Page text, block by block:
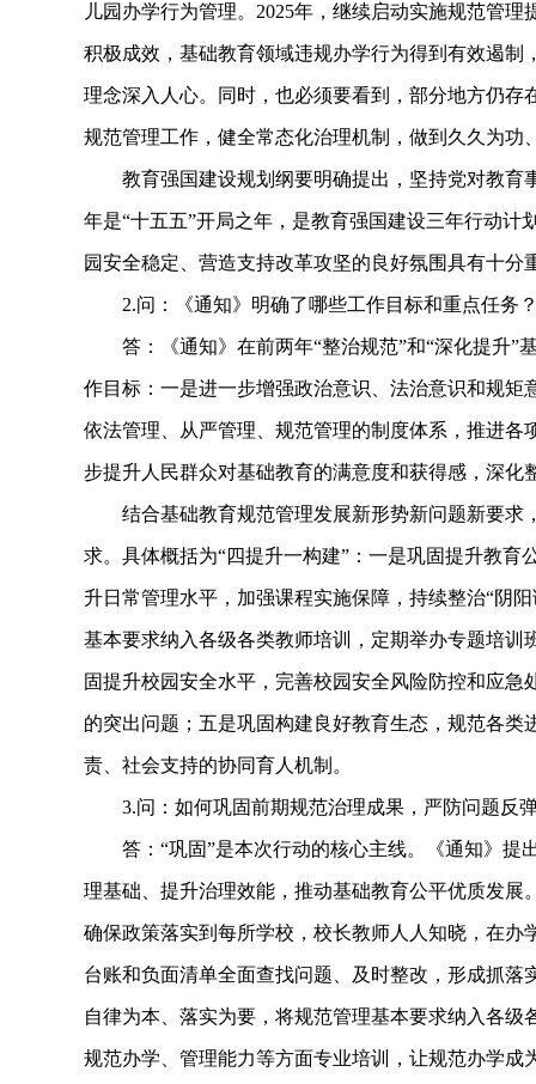
儿园办学行为管理。2025年，继续启动实施规范管
积极成效，基础教育领域违规办学行为得到有效遏
理念深入人心。同时，也必须要看到，部分地方仍
规范管理工作，健全常态化治理机制，做到久久为功
教育强国建设规划纲要明确提出，坚持党对教育
年是“十五五”开局之年，是教育强国建设三年行动
园安全稳定、营造支持改革攻坚的良好氛围具有十分
2.问：《通知》明确了哪些工作目标和重点任务
答：《通知》在前两年“整治规范”和“深化提升”
作目标：一是进一步增强政治意识、法治意识和规
依法管理、从严管理、规范管理的制度体系，推进
步提升人民群众对基础教育的满意度和获得感，深
结合基础教育规范管理发展新形势新问题新要求
求。具体概括为“四提升一构建”：一是巩固提升教
升日常管理水平，加强课程实施保障，持续整治“阴
基本要求纳入各级各类教师培训，定期举办专题培
固提升校园安全水平，完善校园安全风险防控和应
的突出问题；五是巩固构建良好教育生态，规范各
责、社会支持的协同育人机制。
3.问：如何巩固前期规范治理成果，严防问题反
答：“巩固”是本次行动的核心主线。《通知》提
理基础、提升治理效能，推动基础教育公平优质发展
确保政策落实到每所学校，校长教师人人知晓，在
台账和负面清单全面查找问题、及时整改，形成抓
自律为本、落实为要，将规范管理基本要求纳入各
规范办学、管理能力等方面专业培训，让规范办学